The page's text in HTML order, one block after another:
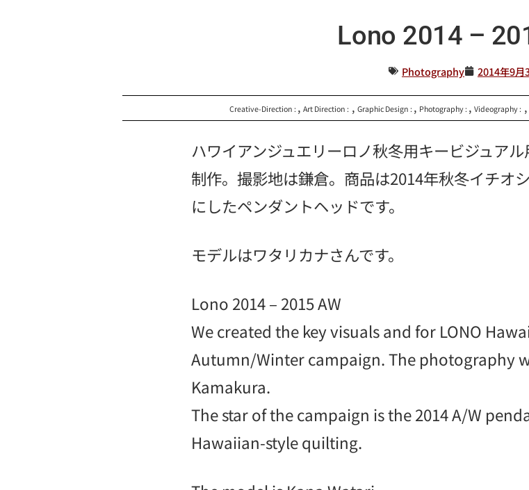
Lono 2014 –
Photography 2014年9月
Creative-Direction : , Art Direction : , Graphic Design : , Photography : , Videography : ,
ハワイアンジュエリーロノ秋冬用キービジュア
制作。撮影地は鎌倉。商品は2014年秋冬イチオ
にしたペンダントヘッドです。
モデルはワタリカナさんです。
Lono 2014 – 2015 AW
We created the key visuals and for LONO
Autumn/Winter campaign. The photography
Kamakura.
The star of the campaign is the 2014 A/W
Hawaiian-style quilting.